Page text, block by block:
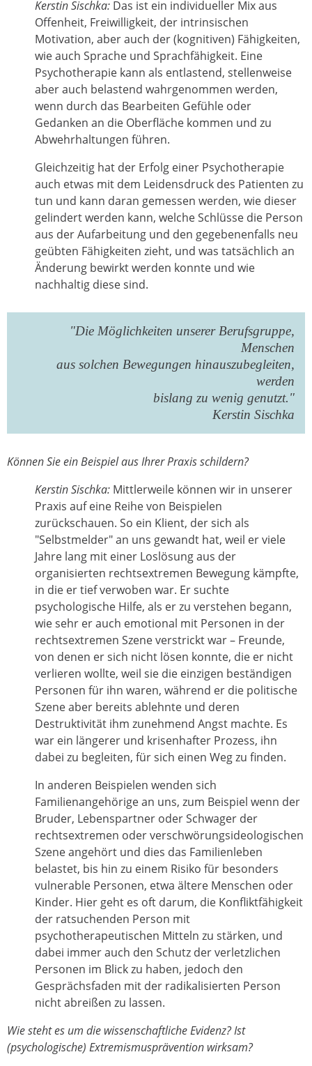
Kerstin Sischka: Das ist ein individueller Mix aus
Offenheit, Freiwilligkeit, der intrinsischen
Motivation, aber auch der (kognitiven) Fähigkeiten,
wie auch Sprache und Sprachfähigkeit. Eine
Psychotherapie kann als entlastend, stellenweise
aber auch belastend wahrgenommen werden,
wenn durch das Bearbeiten Gefühle oder
Gedanken an die Oberfläche kommen und zu
Abwehrhaltungen führen.
Gleichzeitig hat der Erfolg einer Psychotherapie
auch etwas mit dem Leidensdruck des Patienten zu
tun und kann daran gemessen werden, wie dieser
gelindert werden kann, welche Schlüsse die Person
aus der Aufarbeitung und den gegebenenfalls neu
geübten Fähigkeiten zieht, und was tatsächlich an
Änderung bewirkt werden konnte und wie
nachhaltig diese sind.
"Die Möglichkeiten unserer Berufsgruppe,
Menschen
aus solchen Bewegungen hinauszubegleiten,
werden
bislang zu wenig genutzt."
Kerstin Sischka
Können Sie ein Beispiel aus Ihrer Praxis schildern?
Kerstin Sischka: Mittlerweile können wir in unserer
Praxis auf eine Reihe von Beispielen
zurückschauen. So ein Klient, der sich als
"Selbstmelder" an uns gewandt hat, weil er viele
Jahre lang mit einer Loslösung aus der
organisierten rechtsextremen Bewegung kämpfte,
in die er tief verwoben war. Er suchte
psychologische Hilfe, als er zu verstehen begann,
wie sehr er auch emotional mit Personen in der
rechtsextremen Szene verstrickt war – Freunde,
von denen er sich nicht lösen konnte, die er nicht
verlieren wollte, weil sie die einzigen beständigen
Personen für ihn waren, während er die politische
Szene aber bereits ablehnte und deren
Destruktivität ihm zunehmend Angst machte. Es
war ein längerer und krisenhafter Prozess, ihn
dabei zu begleiten, für sich einen Weg zu finden.
In anderen Beispielen wenden sich
Familienangehörige an uns, zum Beispiel wenn der
Bruder, Lebenspartner oder Schwager der
rechtsextremen oder verschwörungsideologischen
Szene angehört und dies das Familienleben
belastet, bis hin zu einem Risiko für besonders
vulnerable Personen, etwa ältere Menschen oder
Kinder. Hier geht es oft darum, die Konfliktfähigkeit
der ratsuchenden Person mit
psychotherapeutischen Mitteln zu stärken, und
dabei immer auch den Schutz der verletzlichen
Personen im Blick zu haben, jedoch den
Gesprächsfaden mit der radikalisierten Person
nicht abreißen zu lassen.
Wie steht es um die wissenschaftliche Evidenz? Ist
(psychologische) Extremismusprävention wirksam?